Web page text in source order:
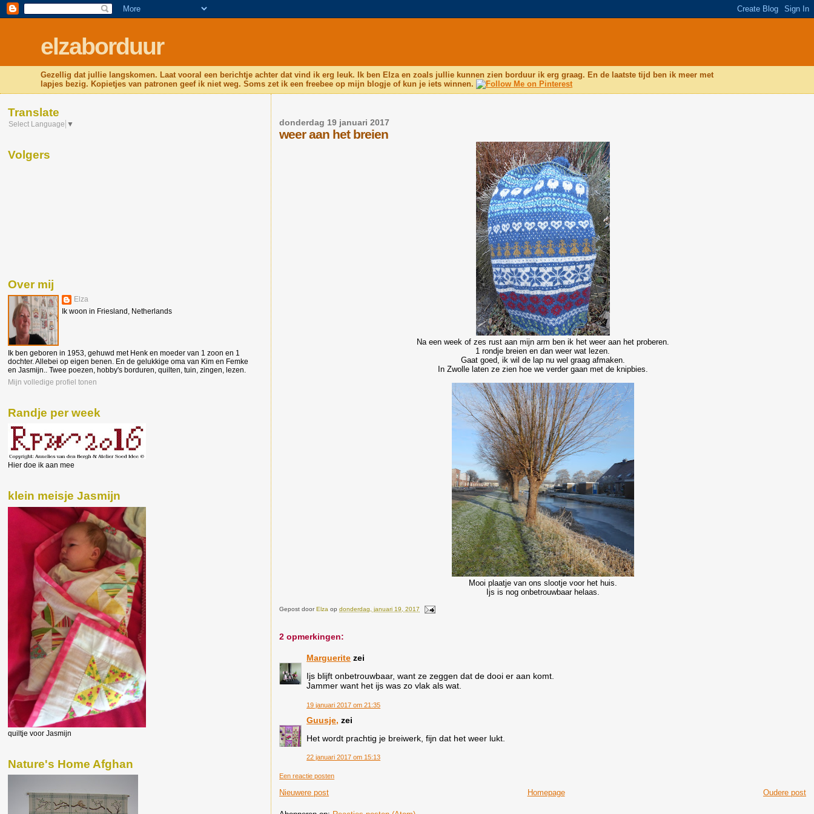
elzaborduur
Gezellig dat jullie langskomen. Laat vooral een berichtje achter dat vind ik erg leuk. Ik ben Elza en zoals jullie kunnen zien borduur ik erg graag. En de laatste tijd ben ik meer met
lapjes bezig. Kopietjes van patronen geef ik niet weg. Soms zet ik een freebee op mijn blogje of kun je iets winnen.
donderdag 19 januari 2017
weer aan het breien
Na een week of zes rust aan mijn arm ben ik het weer aan het proberen.
1 rondje breien en dan weer wat lezen.
Gaat goed, ik wil de lap nu wel graag afmaken.
In Zwolle laten ze zien hoe we verder gaan met de knipbies.
Mooi plaatje van ons slootje voor het huis.
Ijs is nog onbetrouwbaar helaas.
Gepost doorElza opdonderdag, januari 19, 2017
2 opmerkingen:
Marguerite zei
Ijs blijft onbetrouwbaar, want ze zeggen dat de dooi er aan komt.
Jammer want het ijs was zo vlak als wat.
19 januari 2017 om 21:35
Guusje, zei
Het wordt prachtig je breiwerk, fijn dat het weer lukt.
22 januari 2017 om 15:13
Een reactie posten
Nieuwere post Oudere post
Homepage
Translate
Select Language ▼
Volgers
Over mij
Elza
Ik woon in Friesland, Netherlands
Ik ben geboren in 1953, gehuwd met Henk en moeder van 1 zoon en 1
dochter. Allebei op eigen benen. En de gelukkige oma van Kim en Femke
en Jasmijn.. Twee poezen, hobby's borduren, quilten, tuin, zingen, lezen.
Mijn volledige profiel tonen
Randje per week
Hier doe ik aan mee
klein meisje Jasmijn
quiltje voor Jasmijn
Nature's Home Afghan